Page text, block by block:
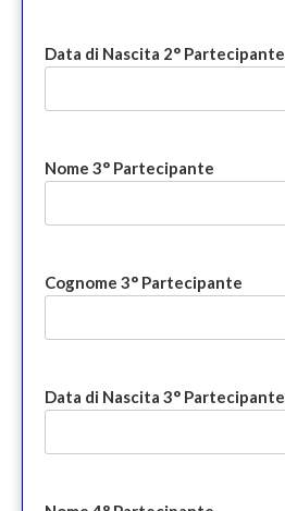
Data di Nascita 2° Partecipante
Nome 3° Partecipante
Cognome 3° Partecipante
Data di Nascita 3° Partecipante